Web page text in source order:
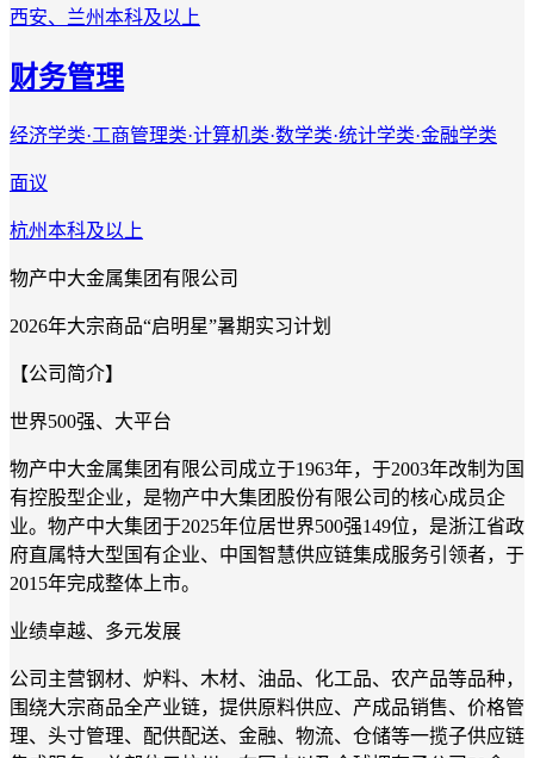
西安、兰州本科及以上
财务管理
经济学类·工商管理类·计算机类·数学类·统计学类·金融学类
面议
杭州本科及以上
物产中大金属集团有限公司
2026年大宗商品“启明星”暑期实习计划
【公司简介】
世界500强、大平台
物产中大金属集团有限公司成立于1963年，于2003年改制为国
有控股型企业，是物产中大集团股份有限公司的核心成员企
业。物产中大集团于2025年位居世界500强149位，是浙江省政
府直属特大型国有企业、中国智慧供应链集成服务引领者，于
2015年完成整体上市。
业绩卓越、多元发展
公司主营钢材、炉料、木材、油品、化工品、农产品等品种，
围绕大宗商品全产业链，提供原料供应、产成品销售、价格管
理、头寸管理、配供配送、金融、物流、仓储等一揽子供应链